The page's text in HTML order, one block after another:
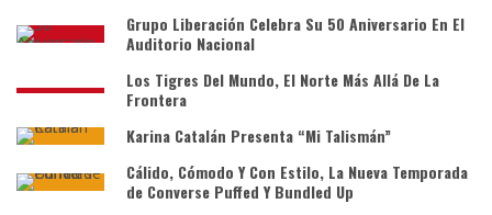
Grupo Liberación Celebra Su 50 Aniversario En El
Auditorio Nacional
Los Tigres Del Mundo, El Norte Más Allá De La
Frontera
Karina Catalán Presenta “Mi Talismán”
Cálido, Cómodo Y Con Estilo, La Nueva Temporada
de Converse Puffed Y Bundled Up